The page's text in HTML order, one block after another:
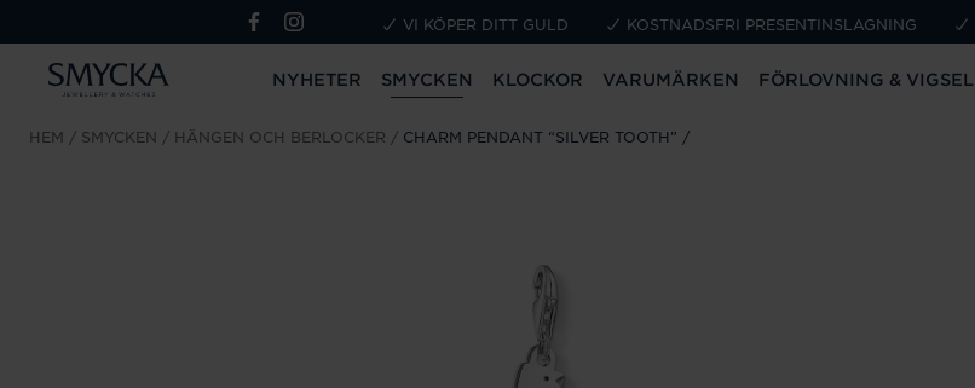
VI KÖPER DITT GULD KOSTNADSFRI PRESENTINSLAGNING
NYHETER SMYCKEN KLOCKOR VARUMÄRKEN FÖRLOVNING & VIGSEL
HEM SMYCKEN HÄNGEN OCH BERLOCKER CHARM PENDANT “SILVER TOOTH”